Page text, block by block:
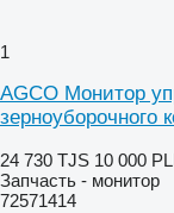
1
AGCO Монитор
зерноуборочного
24 730 TJS 10 000
Запчасть - монитор
72571414